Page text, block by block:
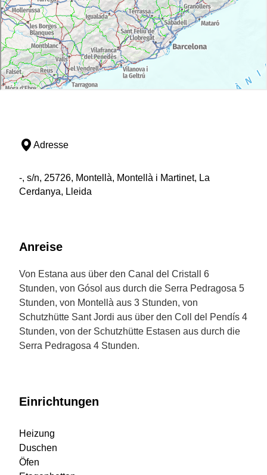
Adresse
-, s/n, 25726, Montellà, Montellà i Martinet, La
Cerdanya, Lleida
Anreise
Von Estana aus über den Canal del Cristall 6
Stunden, von Gósol aus durch die Serra Pedragosa 5
Stunden, von Montellà aus 3 Stunden, von
Schutzhütte Sant Jordi aus über den Coll del Pendís 4
Stunden, von der Schutzhütte Estasen aus durch die
Serra Pedragosa 4 Stunden.
Einrichtungen
Heizung
Duschen
Öfen